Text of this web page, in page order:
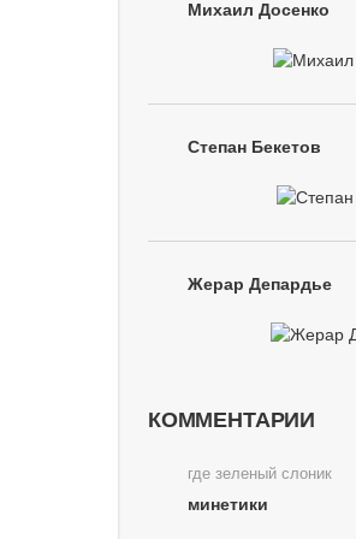
Михаил Досенко
Степан Бекетов
Жерар Депардье
КОММЕНТАРИИ
где зеленый слоник
минетики